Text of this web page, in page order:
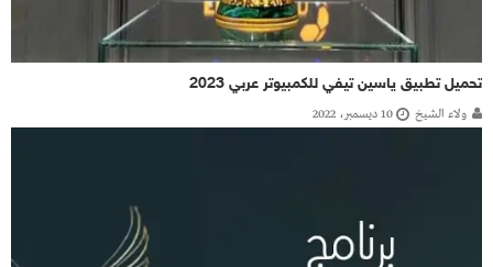
تحميل تطبيق ياسين تيفي للكمبيوتر عربي 2023
ولاء الشيخ 10 ديسمبر، 2022